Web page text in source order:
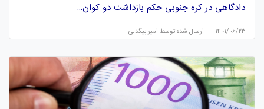
دادگاهی در کره جنوبی حکم بازداشت دو کوان…
۱۴۰۱/۰۶/۲۳ ارسال شده توسط امیر بیگدلی